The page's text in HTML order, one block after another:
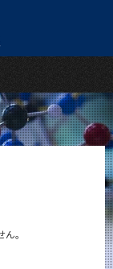
。
English